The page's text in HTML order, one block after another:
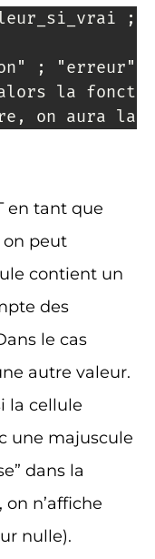
;
; "erreur" )
la
on aura la
en tant que
on peut
contient un
des
le cas
autre valeur.
la cellule
une majuscule
dans la
n’affiche
nulle).